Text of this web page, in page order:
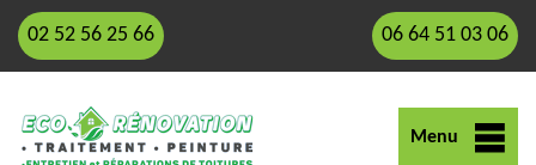
02 52 56 25 66 06 64 51 03 06
Menu